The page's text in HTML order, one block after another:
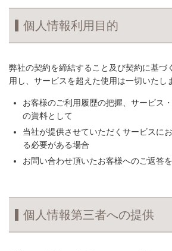
個人情報利用目的
弊社の契約を締結すること及び契約に基づ
用し、サービスを超えた使用は一切いたし
お客様のご利用履歴の把握、サービス
の資料として
当社が提供させていただくサービスに
る必要がある場合
お問い合わせ頂いたお客様へのご返答
個人情報第三者への提供